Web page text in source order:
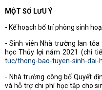
MỘT SỐ LƯU Ý
- Kế hoạch bố trí phòng sinh
- Sinh viên Nhà trường lan
học Thủy lợi năm 2021 (chi
tuc/thong-bao-tuyen-sinh-dai-
- Nhà trường công bố Quyết
và hỗ trợ chi phí học tập cho